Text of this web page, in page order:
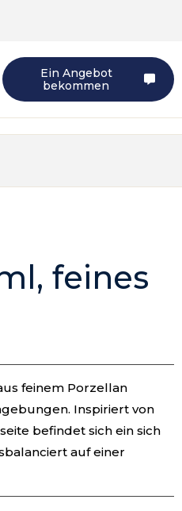
Ein Angebot
bekommen
feines
feinem Porzellan
Inspiriert von
befindet sich ein sich
auf einer